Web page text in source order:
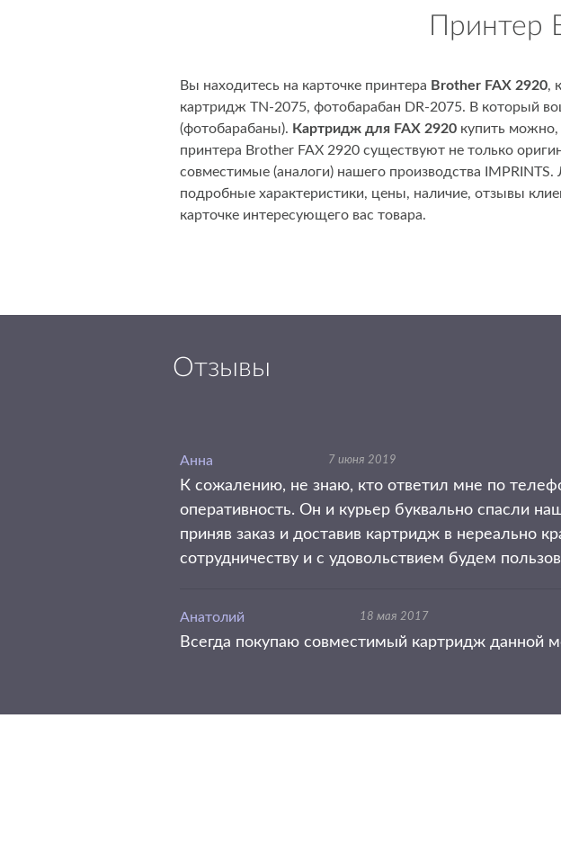
Принтер
Вы находитесь на карточке принтера Brother FAX 2920,
картридж TN-2075, фотобарабан DR-2075. В который
(фотобарабаны). Картридж для FAX 2920купить можно,
принтера Brother FAX 2920 существуют не только
совместимые (аналоги) нашего производства
подробные характеристики, цены, наличие, отзывы
карточке интересующего вас товара.
Отзывы
Анна 7 июня 2019
К сожалению, не знаю, кто ответил мне по
оперативность. Он и курьер буквально спасли
приняв заказ и доставив картридж в нереально
сотрудничеству и с удовольствием будем
Анатолий 18 мая 2017
Всегда покупаю совместимый картридж данной